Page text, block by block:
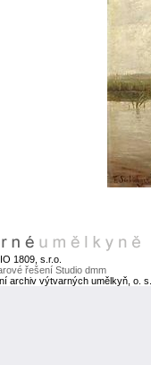
1809, s.r.o.
řešení Studio dmm
archiv výtvarných umělkyň, o. s.